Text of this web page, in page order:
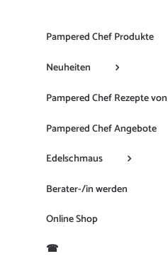
Pampered Chef Produkte
Neuheiten
Pampered Chef Rezepte
Pampered Chef Angebote
Edelschmaus
Berater-/in werden
Online Shop
☎